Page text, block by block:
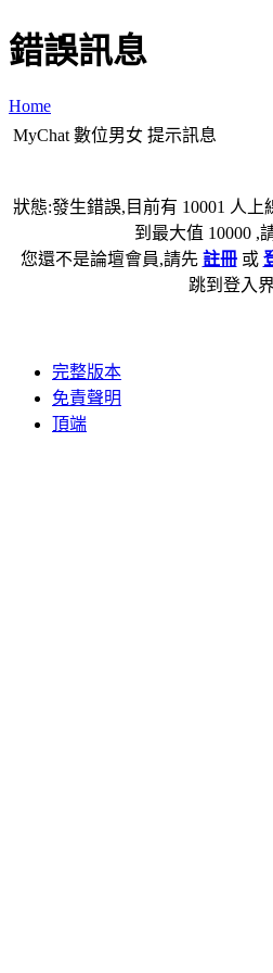
錯誤訊息
Home
MyChat 數位男女 提示訊息
狀態:發生錯誤,目前有 10001 人
到最大值 10000 ,
您還不是論壇會員,請先 註冊或
跳到登入
完整版本
免責聲明
頂端